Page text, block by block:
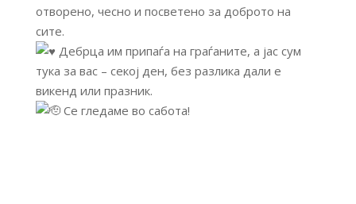
отворено, чесно и посветено за доброто на
сите.
Дебрца им припаѓа на граѓаните, а јас сум
тука за вас – секој ден, без разлика дали е
викенд или празник.
Се гледаме во сабота!